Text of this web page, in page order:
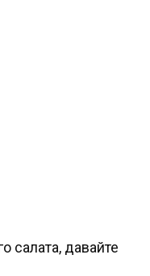
салата, давайте